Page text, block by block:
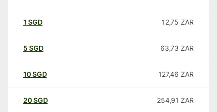
1 SGD 12,75 ZAR
5 SGD 63,73 ZAR
10SGD 127,46 ZAR
20SGD 254,91 ZAR